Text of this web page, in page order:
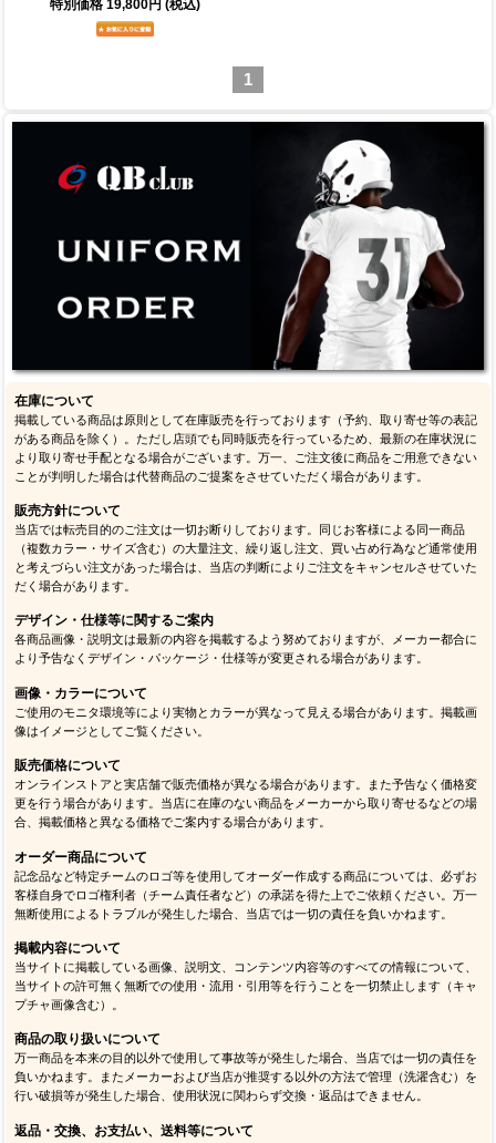
特別価格 19,800円 (税込)
1
在庫について
掲載している商品は原則として在庫販売を行っております（予約、取り寄せ等の表記
がある商品を除く）。ただし店頭でも同時販売を行っているため、最新の在庫状況に
より取り寄せ手配となる場合がございます。万一、ご注文後に商品をご用意できない
ことが判明した場合は代替商品のご提案をさせていただく場合があります。
販売方針について
当店では転売目的のご注文は一切お断りしております。同じお客様による同一商品
（複数カラー・サイズ含む）の大量注文、繰り返し注文、買い占め行為など通常使用
と考えづらい注文があった場合は、当店の判断によりご注文をキャンセルさせていた
だく場合があります。
デザイン・仕様等に関するご案内
各商品画像・説明文は最新の内容を掲載するよう努めておりますが、メーカー都合に
より予告なくデザイン・パッケージ・仕様等が変更される場合があります。
画像・カラーについて
ご使用のモニタ環境等により実物とカラーが異なって見える場合があります。掲載画
像はイメージとしてご覧ください。
販売価格について
オンラインストアと実店舗で販売価格が異なる場合があります。また予告なく価格変
更を行う場合があります。当店に在庫のない商品をメーカーから取り寄せるなどの場
合、掲載価格と異なる価格でご案内する場合があります。
オーダー商品について
記念品など特定チームのロゴ等を使用してオーダー作成する商品については、必ずお
客様自身でロゴ権利者（チーム責任者など）の承諾を得た上でご依頼ください。万一
無断使用によるトラブルが発生した場合、当店では一切の責任を負いかねます。
掲載内容について
当サイトに掲載している画像、説明文、コンテンツ内容等のすべての情報について、
当サイトの許可無く無断での使用・流用・引用等を行うことを一切禁止します（キャ
プチャ画像含む）。
商品の取り扱いについて
万一商品を本来の目的以外で使用して事故等が発生した場合、当店では一切の責任を
負いかねます。またメーカーおよび当店が推奨する以外の方法で管理（洗濯含む）を
行い破損等が発生した場合、使用状況に関わらず交換・返品はできません。
返品・交換、お支払い、送料等について